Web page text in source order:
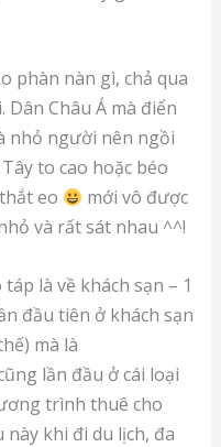
phàn nàn gì, chả qua
Châu Á mà điển
nhỏ người nên ngồi
to cao hoặc béo
eo
mới vô được
và rất sát nhau ^^!
là về khách sạn – 1
đầu tiên ở khách sạn
mà là
lần đầu ở cái loại
trình thuê cho
này khi đi du lịch, đa